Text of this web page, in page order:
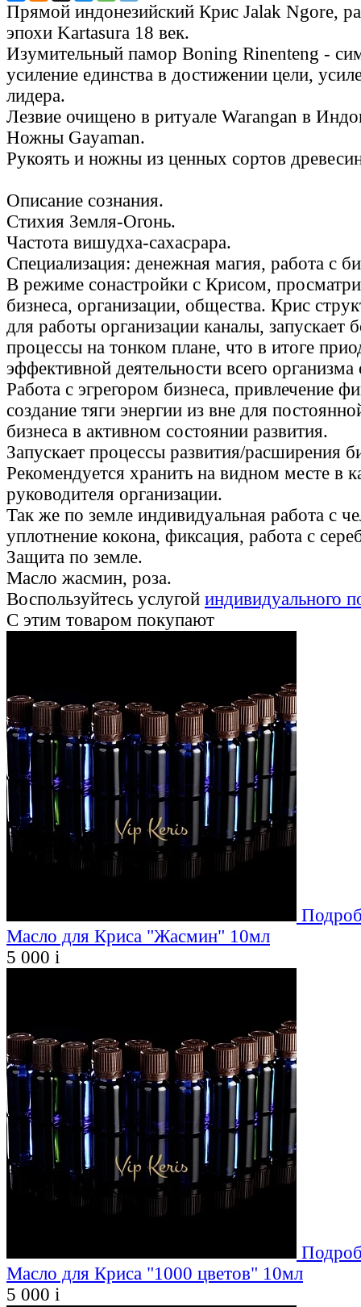
Прямой индонезийский Крис Jalak Ngore,
эпохи Kartasura 18 век.
Изумительный памор Boning Rinenteng -
усиление единства в достижении цели,
лидера.
Лезвие очищено в ритуале Warangan в
Ножны Gayaman.
Рукоять и ножны из ценных сортов
Описание сознания.
Стихия Земля-Огонь.
Частота вишудха-сахасрара.
Специализация: денежная магия, работа с
В режиме сонастройки с Крисом,
бизнеса, организации, общества. Крис
для работы организации каналы, запускает
процессы на тонком плане, что в итоге
эффективной деятельности всего
Работа с эгрегором бизнеса, привлечение
создание тяги энергии из вне для
бизнеса в активном состоянии развития.
Запускает процессы развития/расширения
Рекомендуется хранить на видном месте в
руководителя организации.
Так же по земле индивидуальная работа с
уплотнение кокона, фиксация, работа с
Защита по земле.
Масло жасмин, роза.
Воспользуйтесь услугой индивидуального
С этим товаром покупают
Масло для Криса "Жасмин" 10мл
5 000 i
Масло для Криса "1000 цветов" 10мл
5 000 i